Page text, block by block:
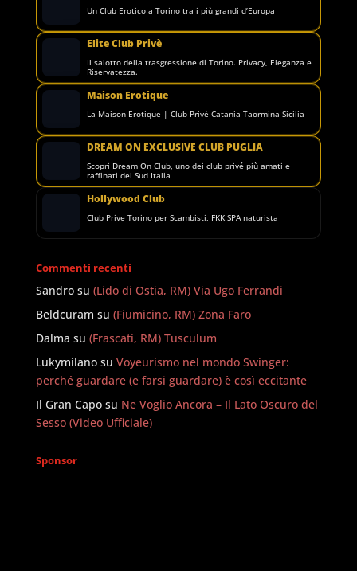
Un Club Erotico a Torino tra i più grandi d’Europa
Elite Club Privè
Il salotto della trasgressione di Torino. Privacy, Eleganza e
Riservatezza.
Maison Erotique
La Maison Erotique | Club Privè Catania Taormina Sicilia
DREAM ON EXCLUSIVE CLUB PUGLIA
Scopri Dream On Club, uno dei club privé più amati e
raffinati del Sud Italia
Hollywood Club
Club Prive Torino per Scambisti, FKK SPA naturista
Commenti recenti
Sandrosu (Lido di Ostia, RM) Via Ugo Ferrandi
Beldcuram su (Fiumicino, RM) Zona Faro
Dalma su (Frascati, RM) Tusculum
Lukymilanosu Voyeurismo nel mondo Swinger:
perché guardare (e farsi guardare) è così eccitante
Il Gran Caposu Ne Voglio Ancora – Il Lato Oscuro del
Sesso (Video Ufficiale)
Sponsor